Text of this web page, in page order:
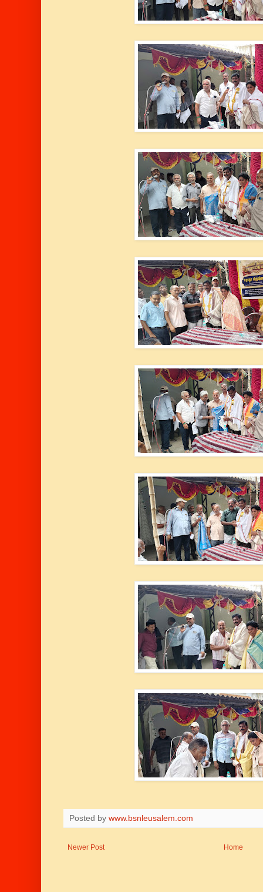
Posted by www.bsnleusalem.com
Newer Post Home